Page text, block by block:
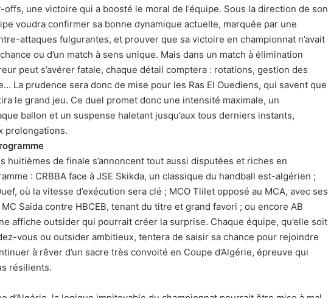
une victoire qui a boosté le moral de l’équipe. Sous la direction de son
voudra confirmer sa bonne dynamique actuelle, marquée par une
attaques fulgurantes, et prouver que sa victoire en championnat n’avait
ou d’un match à sens unique. Mais dans un match à élimination
peut s’avérer fatale, chaque détail comptera : rotations, gestion des
La prudence sera donc de mise pour les Ras El Ouediens, qui savent que
le grand jeu. Ce duel promet donc une intensité maximale, un
ballon et un suspense haletant jusqu’aux tous derniers instants,
prolongations.
huitièmes de finale s’annoncent tout aussi disputées et riches en
: CRBBA face à JSE Skikda, un classique du handball est-algérien ;
où la vitesse d’exécution sera clé ; MCO Tlilet opposé au MCA, avec ses
Saida contre HBCEB, tenant du titre et grand favori ; ou encore AB
affiche outsider qui pourrait créer la surprise. Chaque équipe, qu’elle soit
vous ou outsider ambitieux, tentera de saisir sa chance pour rejoindre
à rêver d’un sacre très convoité en Coupe d’Algérie, épreuve qui
résilients.